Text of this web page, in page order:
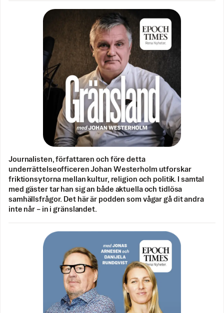
Journalisten, författaren och före detta
underrättelseofficeren Johan Westerholm utforskar
friktionsytorna mellan kultur, religion och politik. I samtal
med gäster tar han sig an både aktuella och tidlösa
samhällsfrågor. Det här är podden som vågar gå dit andra
inte når – in i gränslandet.